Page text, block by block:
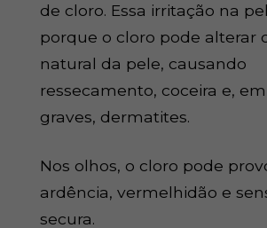
de cloro. Essa irritação na
porque o cloro pode alterar
natural da pele, causando
ressecamento, coceira e,
graves, dermatites.
Nos olhos, o cloro pode
ardência, vermelhidão e
secura.